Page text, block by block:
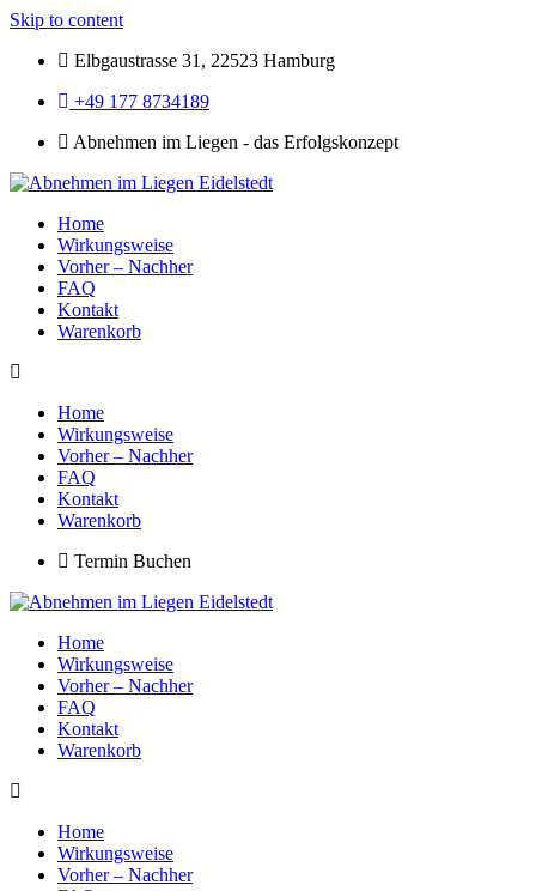
Skip to content
Elbgaustrasse 31, 22523 Hamburg
+49 177 8734189
Abnehmen im Liegen - das Erfolgskonzept
Home
Wirkungsweise
Vorher – Nachher
FAQ
Kontakt
Warenkorb
Home
Wirkungsweise
Vorher – Nachher
FAQ
Kontakt
Warenkorb
Termin Buchen
Home
Wirkungsweise
Vorher – Nachher
FAQ
Kontakt
Warenkorb
Home
Wirkungsweise
Vorher – Nachher